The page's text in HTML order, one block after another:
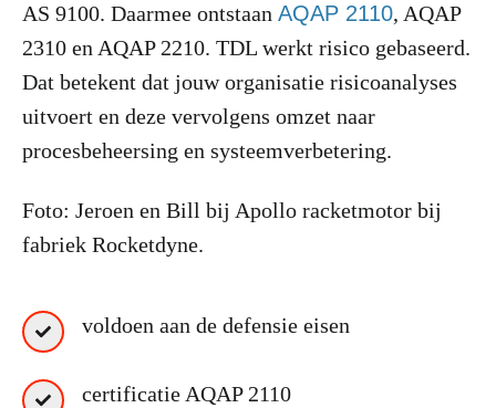
AS 9100. Daarmee ontstaan AQAP 2110, AQAP
2310 en AQAP 2210. TDL werkt risico gebaseerd.
Dat betekent dat jouw organisatie risicoanalyses
uitvoert en deze vervolgens omzet naar
procesbeheersing en systeemverbetering.
Foto: Jeroen en Bill bij Apollo racketmotor bij
fabriek Rocketdyne.
voldoen aan de defensie eisen
certificatie AQAP 2110